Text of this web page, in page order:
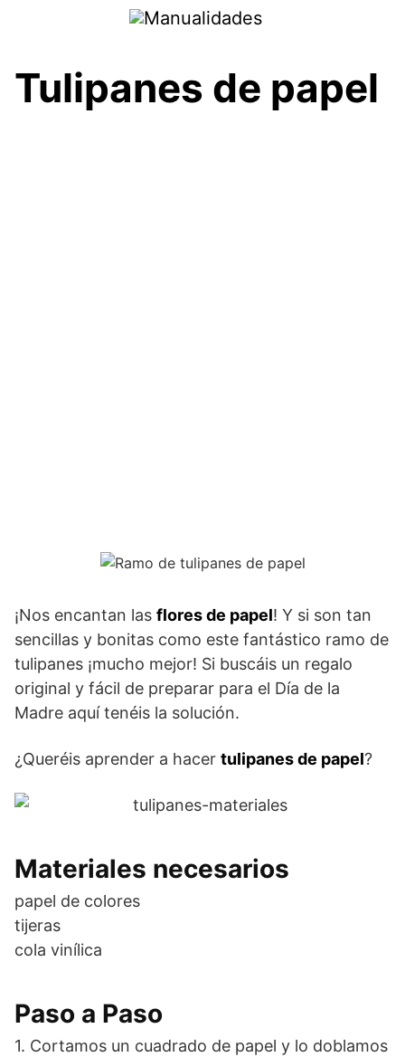
Tulipanes de papel
¡Nos encantan las flores de papel! Y si son tan
sencillas y bonitas como este fantástico ramo de
tulipanes ¡mucho mejor! Si buscáis un regalo
original y fácil de preparar para el Día de la
Madre aquí tenéis la solución.
¿Queréis aprender a hacer tulipanes de papel?
Materiales necesarios
papel de colores
tijeras
cola vinílica
Paso a Paso
1. Cortamos un cuadrado de papel y lo doblamos